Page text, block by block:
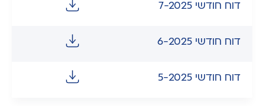
דוח חודשי 7-2025
דוח חודשי 6-2025
דוח חודשי 5-2025